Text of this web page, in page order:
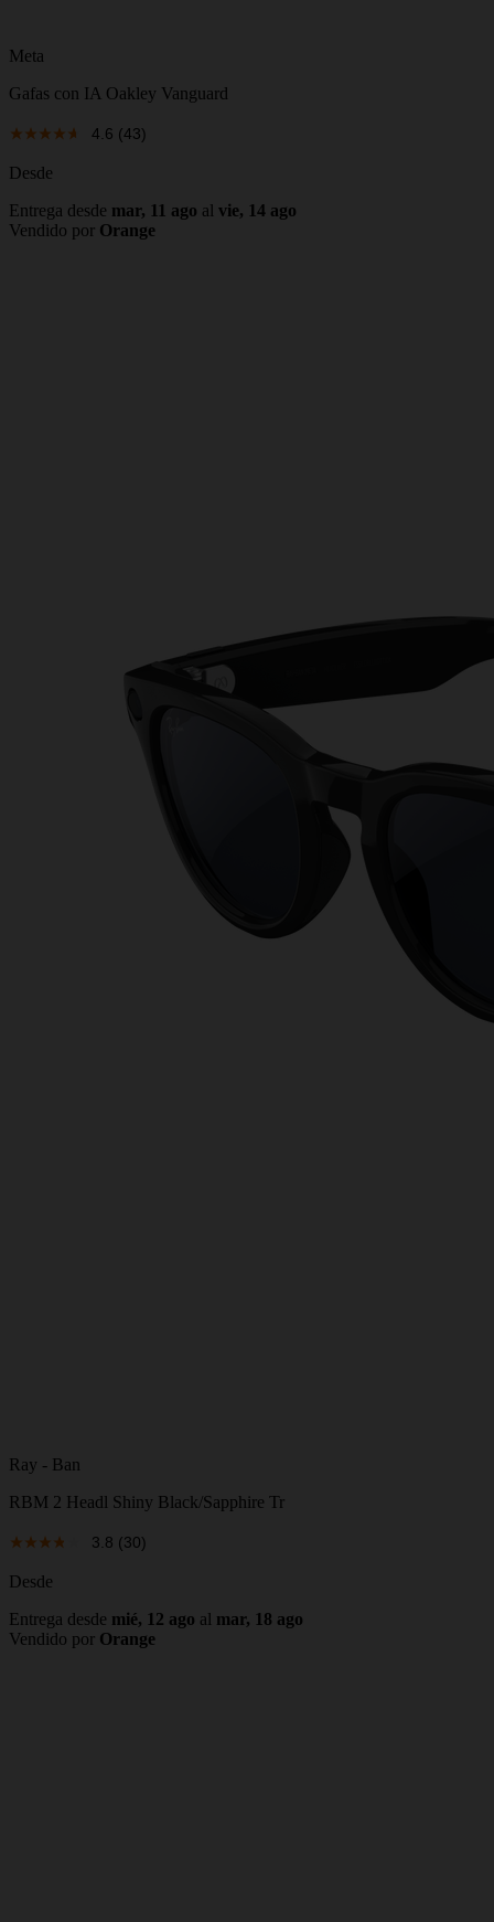
Meta
Gafas con IA Oakley Vanguard
4.6 (43)
Desde
Entrega desde mar, 11 ago al vie, 14 ago
Vendido por Orange
Ray - Ban
RBM 2 Headl Shiny Black/Sapphire Tr
3.8 (30)
Desde
Entrega desde mié, 12 ago al mar, 18 ago
Vendido por Orange